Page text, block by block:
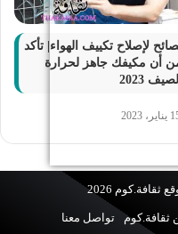
لإصلاح تكييف الهواء| تأكد
أن مكيفك جاهز لحرارة
الصيف 2023
2023
ثقافة.كوم
ثقافة.كوم تواصل معنا